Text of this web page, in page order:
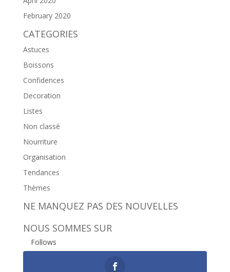
February 2020
CATEGORIES
Astuces
Boissons
Confidences
Decoration
Listes
Non classé
Nourriture
Organisation
Tendances
Thèmes
NE MANQUEZ PAS DES NOUVELLES
NOUS SOMMES SUR
Follows